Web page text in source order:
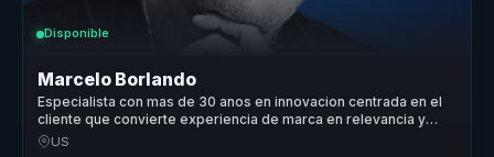
Disponible
Marcelo Borlando
Especialista con mas de 30 anos en innovacion centrada en el
cliente que convierte experiencia de marca en relevancia y
crecimiento para empresas.
US